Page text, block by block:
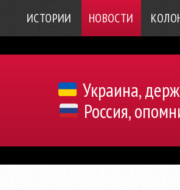
ИСТОРИИ НОВОСТИ
Украина,
Россия,